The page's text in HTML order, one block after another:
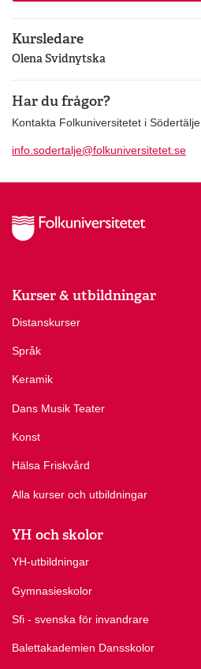
Kursledare
Olena Svidnytska
Har du frågor?
Kontakta Folkuniversitetet i Södertälje
info.sodertalje@folkuniversitetet.se
Kurser & utbildningar
Distanskurser
Språk
Keramik
Dans Musik Teater
Konst
Hälsa Friskvård
Alla kurser och utbildningar
YH och skolor
YH-utbildningar
Gymnasieskolor
Sfi - svenska för invandrare
Balettakademien Dansskolor